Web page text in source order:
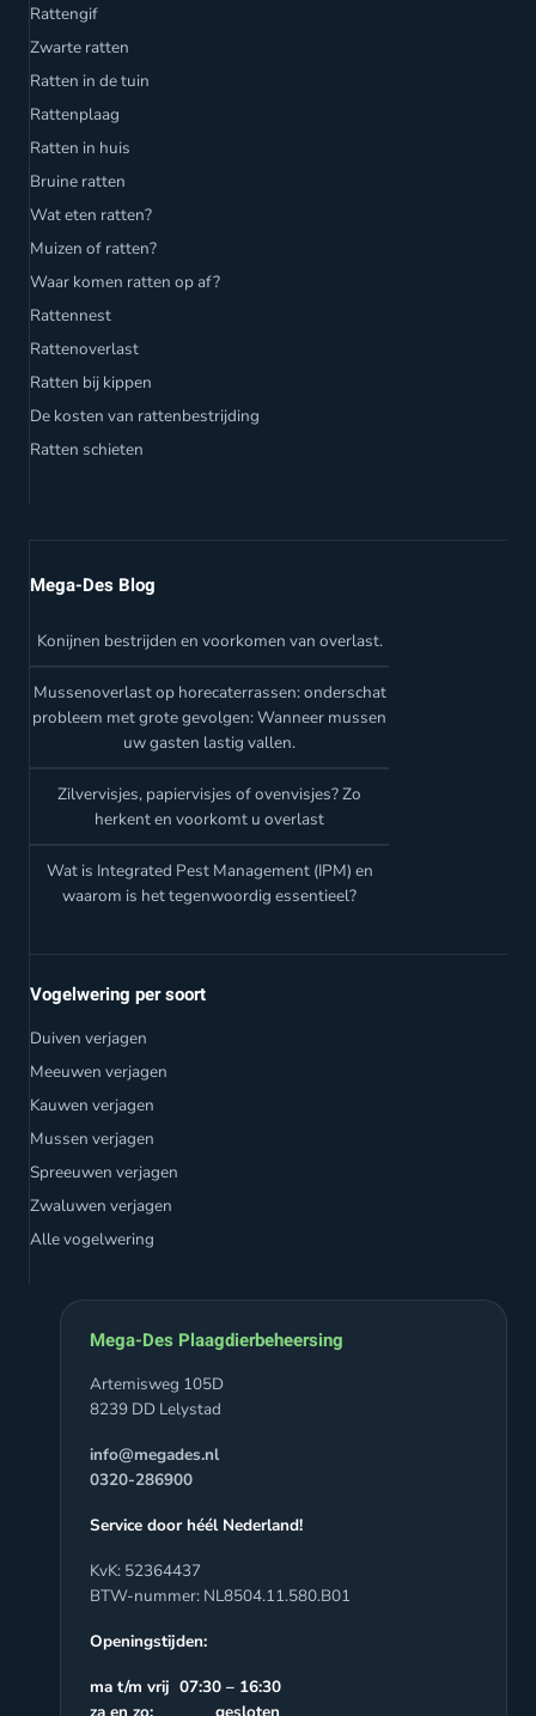
Rattengif
Zwarte ratten
Ratten in de tuin
Rattenplaag
Ratten in huis
Bruine ratten
Wat eten ratten?
Muizen of ratten?
Waar komen ratten op af?
Rattennest
Rattenoverlast
Ratten bij kippen
De kosten van rattenbestrijding
Ratten schieten
Mega-Des Blog
Konijnen bestrijden en voorkomen van overlast.
Mussenoverlast op horecaterrassen: onderschat
probleem met grote gevolgen: Wanneer mussen
uw gasten lastig vallen.
Zilvervisjes, papiervisjes of ovenvisjes? Zo
herkent en voorkomt u overlast
Wat is Integrated Pest Management (IPM) en
waarom is het tegenwoordig essentieel?
Vogelwering per soort
Duiven verjagen
Meeuwen verjagen
Kauwen verjagen
Mussen verjagen
Spreeuwen verjagen
Zwaluwen verjagen
Alle vogelwering
Mega-Des Plaagdierbeheersing
Artemisweg 105D
8239 DD Lelystad
info@megades.nl
0320-286900
Service door héél Nederland!
KvK: 52364437
BTW-nummer: NL8504.11.580.B01
Openingstijden:
ma t/m vrij 07:30 – 16:30
za en zo: gesloten